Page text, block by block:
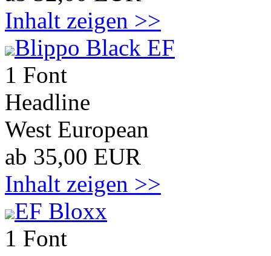
Inhalt zeigen >>
Blippo Black EF
1 Font
Headline
West European
ab 35,00 EUR
Inhalt zeigen >>
EF Bloxx
1 Font